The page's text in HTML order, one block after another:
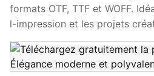
formats OTF, TTF et WOFF.
l-impression et les projets